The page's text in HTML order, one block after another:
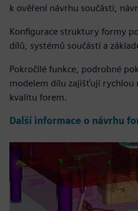
k ověření návrhu součásti,
Konfigurace struktury formy
dílů, systémů součástí a
Pokročilé funkce, podrobné
modelem dílu zajišťují rychlou
kvalitu forem.
Další informace o návrhu